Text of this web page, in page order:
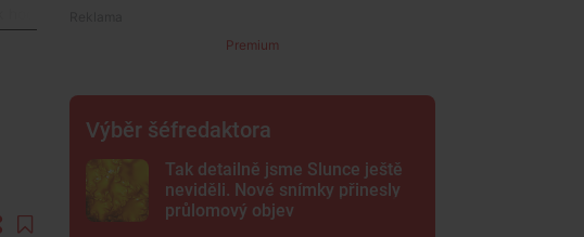
Premium
Výběr šéfredaktora
Tak detailně jsme Slunce ještě
neviděli. Nové snímky přinesly
průlomový objev